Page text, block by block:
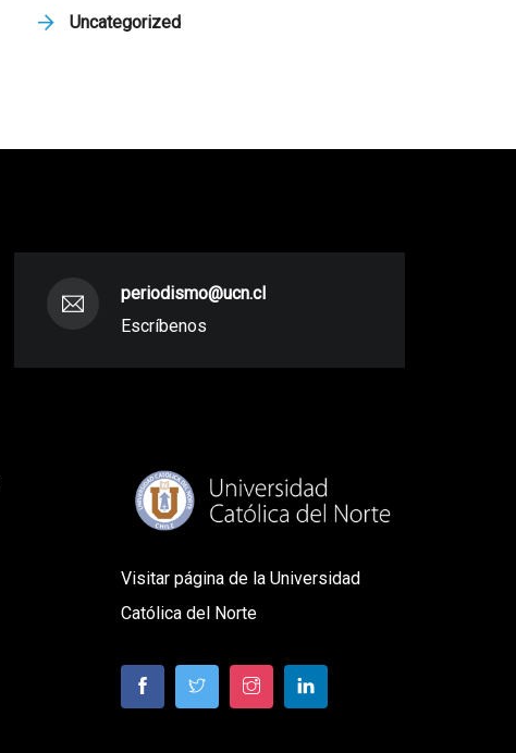
Uncategorized
periodismo@ucn.cl
Escríbenos
Visitar página de la Universidad
Católica del Norte